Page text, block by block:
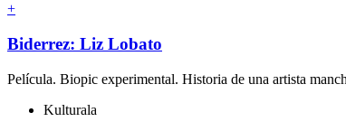
+
Biderrez: Liz Lobato
Película. Biopic experimental. Historia de una artista
Kulturala